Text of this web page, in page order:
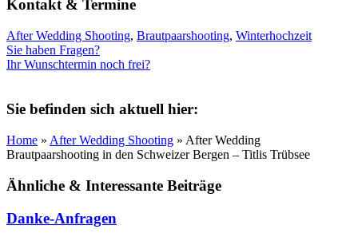
Kontakt & Termine
After Wedding Shooting, Brautpaarshooting, Winterhochzeit
Sie haben Fragen?
Ihr Wunschtermin noch frei?
Sie befinden sich aktuell hier:
Home » After Wedding Shooting » After Wedding
Brautpaarshooting in den Schweizer Bergen – Titlis Trübsee
Ähnliche & Interessante Beiträge
Danke-Anfragen